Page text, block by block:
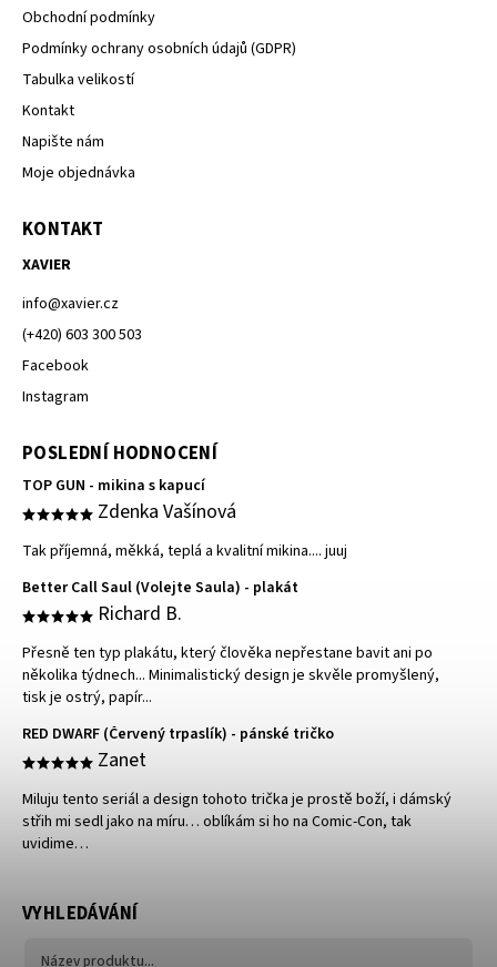
Obchodní podmínky
Podmínky ochrany osobních údajů (GDPR)
Tabulka velikostí
Kontakt
Napište nám
Moje objednávka
KONTAKT
XAVIER
info@xavier.cz
(+420) 603 300 503
Facebook
Instagram
POSLEDNÍ HODNOCENÍ
TOP GUN - mikina s kapucí
Zdenka Vašínová
Tak příjemná, měkká, teplá a kvalitní mikina.... juuj
Better Call Saul (Volejte Saula) - plakát
Richard B.
Přesně ten typ plakátu, který člověka nepřestane bavit ani po
několika týdnech... Minimalistický design je skvěle promyšlený,
tisk je ostrý, papír...
RED DWARF (Červený trpaslík) - pánské tričko
Zanet
Miluju tento seriál a design tohoto trička je prostě boží, i dámský
střih mi sedl jako na míru… oblíkám si ho na Comic-Con, tak
uvidime…
VYHLEDÁVÁNÍ